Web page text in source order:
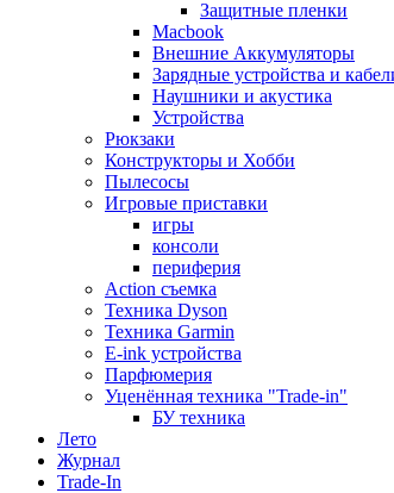
Защитные пленки
Macbook
Внешние Аккумуляторы
Зарядные устройства и
Наушники и акустика
Устройства
Рюкзаки
Конструкторы и Хобби
Пылесосы
Игровые приставки
игры
консоли
периферия
Action съемка
Техника Dyson
Техника Garmin
E-ink устройства
Парфюмерия
Уценённая техника "Trade-in"
БУ техника
Лето
Журнал
Trade-In